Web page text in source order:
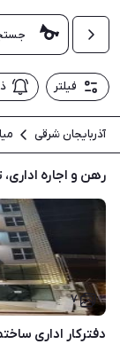
فیلتر
آذربایجان شرقی
رهن و اجاره
۷
دفترکار اداری